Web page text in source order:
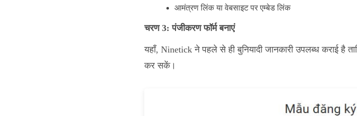
आमंत्रण लिंक या वेबसाइट पर एम्बेड लिंक
चरण 3: पंजीकरण फॉर्म बनाएं
यहाँ, Ninetick ने पहले से ही बुनियादी जानकारी उपलब्ध कराई है
कर सकें।